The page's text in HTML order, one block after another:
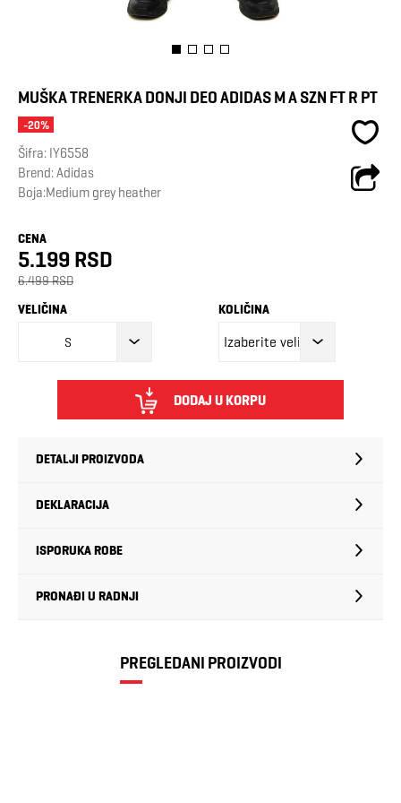
MUŠKA TRENERKA DONJI DEO ADIDAS M A SZN FT R PT
-20%
Šifra: IY6558
Brend:Adidas
Boja:Medium grey heather
CENA
5.199 RSD
6.499 RSD
VELIČINA
S
KOLIČINA
DODAJ U KORPU
DETALJI PROIZVODA
DEKLARACIJA
ISPORUKA ROBE
PRONAĐI U RADNJI
PREGLEDANI PROIZVODI